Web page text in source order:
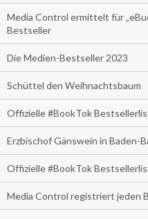
Media Control ermittelt für
Bestseller
Die Medien-Bestseller 2023
Schüttel den Weihnachtsbaum
Offizielle #BookTok
Erzbischof Gänswein in Baden-
Offizielle #BookTok
Media Control registriert jeden